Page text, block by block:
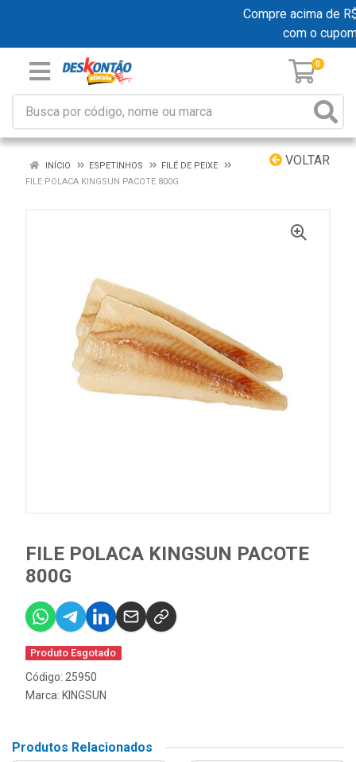
Compre acima de
com o
0
VOLTAR
INÍCIO ESPETINHOS
FILÉ DE PEIXE
FILE POLACA KINGSUN PACOTE 800G
FILE POLACA KINGSUN PACOTE
800G
Produto Esgotado
Código: 25950
Marca: KINGSUN
Produtos Relacionados